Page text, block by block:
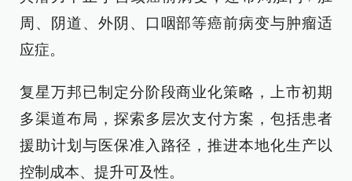
周、阴道、外阴、口咽部等癌前病变与肿瘤适
应症。
复星万邦已制定分阶段商业化策略，上市初期
多渠道布局，探索多层次支付方案，包括患者
援助计划与医保准入路径，推进本地化生产以
控制成本、提升可及性。